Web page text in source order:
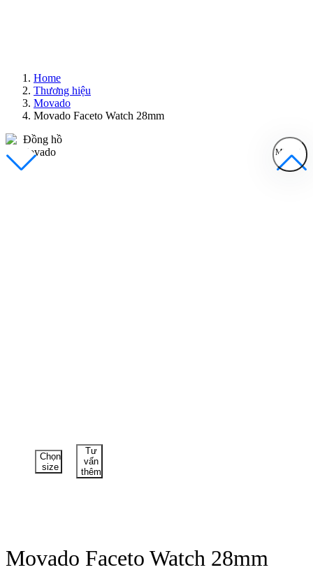
Home
Thương hiệu
Movado
Movado Faceto Watch 28mm
MENU
Đồng Hồ Nam
Chọn
size
Tư
vấn
thêm
Movado Faceto Watch 28mm